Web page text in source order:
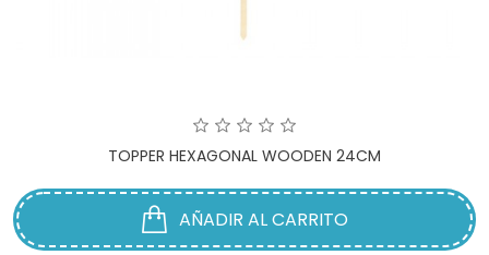
TOPPER HEXAGONAL WOODEN 24CM
AÑADIR AL CARRITO